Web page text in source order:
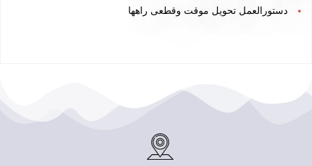
دستورالعمل تحویل موقت وقطعی راهها